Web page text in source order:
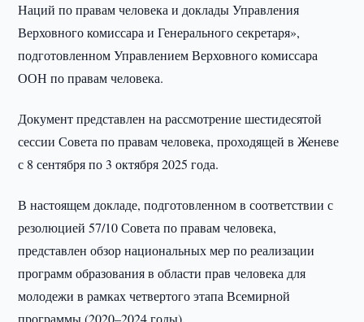
Наций по правам человека и доклады Управления
Верховного комиссара и Генерального секретаря»,
подготовленном Управлением Верховного комиссара
ООН по правам человека.
Документ представлен на рассмотрение шестидесятой
сессии Совета по правам человека, проходящей в Женеве
с 8 сентября по 3 октября 2025 года.
В настоящем докладе, подготовленном в соответствии с
резолюцией 57/10 Совета по правам человека,
представлен обзор национальных мер по реализации
программ образования в области прав человека для
молодежи в рамках четвертого этапа Всемирной
программы (2020–2024 годы).